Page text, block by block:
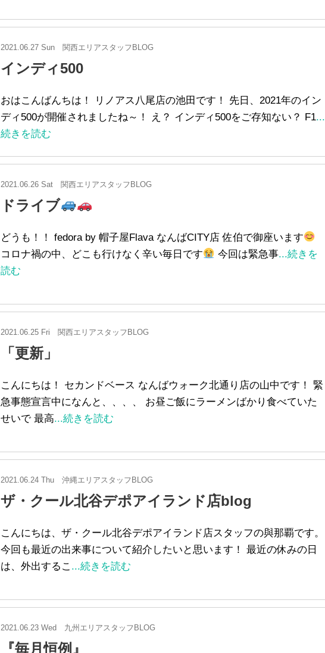
2021.06.27 Sun 関西エリアスタッフBLOG
インディ500
おはこんばんちは！ リノアス八尾店の池田です！ 先日、2021年のイン
ディ500が開催されましたね～！ え？ インディ500をご存知ない？ F1...
続きを読む
2021.06.26 Sat 関西エリアスタッフBLOG
ドライブ
どうも！！ fedora by 帽子屋Flava なんばCITY店 佐伯で御座います
コロナ禍の中、どこも行けなく辛い毎日です
今回は緊急事...続きを
読む
2021.06.25 Fri 関西エリアスタッフBLOG
「更新」
こんにちは！ セカンドベース なんばウォーク北通り店の山中です！ 緊
急事態宣言中になんと、、、、 お昼ご飯にラーメンばかり食べていた
せいで 最高...続きを読む
2021.06.24 Thu 沖縄エリアスタッフBLOG
ザ・クール北谷デポアイランド店blog
こんにちは、ザ・クール北谷デポアイランド店スタッフの與那覇です。
今回も最近の出来事について紹介したいと思います！ 最近の休みの日
は、外出するこ ...続きを読む
2021.06.23 Wed 九州エリアスタッフBLOG
『毎月恒例』